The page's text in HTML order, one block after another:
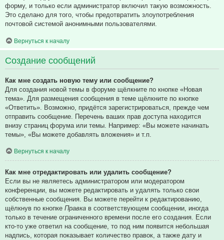
форму, и только если администратор включил такую возможность.
Это сделано для того, чтобы предотвратить злоупотребления
почтовой системой анонимными пользователями.
Вернуться к началу
Создание сообщений
Как мне создать новую тему или сообщение?
Для создания новой темы в форуме щёлкните по кнопке «Новая
тема». Для размещения сообщения в теме щёлкните по кнопке
«Ответить». Возможно, придётся зарегистрироваться, прежде чем
отправить сообщение. Перечень ваших прав доступа находится
внизу страниц форума или темы. Например: «Вы можете начинать
темы», «Вы можете добавлять вложения» и т.п.
Вернуться к началу
Как мне отредактировать или удалить сообщение?
Если вы не являетесь администратором или модератором
конференции, вы можете редактировать и удалять только свои
собственные сообщения. Вы можете перейти к редактированию,
щёлкнув по кнопке Правка в соответствующем сообщении, иногда
только в течение ограниченного времени после его создания. Если
кто-то уже ответил на сообщение, то под ним появится небольшая
надпись, которая показывает количество правок, а также дату и